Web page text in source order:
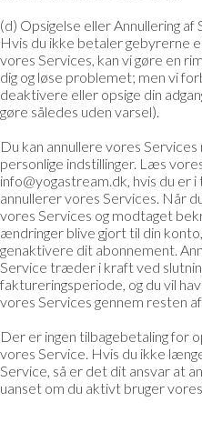
(d) Opsigelse eller Annullering af
Hvis du ikke betaler gebyrerne
vores Services, kan vi gøre en
dig og løse problemet; men vi
deaktivere eller opsige din
gøre således uden varsel).
Du kan annullere vores Services
personlige indstillinger. Læs
info@yogastream.dk, hvis du er
annullerer vores Services. Når
vores Services og modtaget
ændringer blive gjort til din
genaktivere dit abonnement.
Service træder i kraft ved
faktureringsperiode, og du vil
vores Services gennem resten
Der er ingen tilbagebetaling for
vores Service. Hvis du ikke
Service, så er det dit ansvar at
uanset om du aktivt bruger